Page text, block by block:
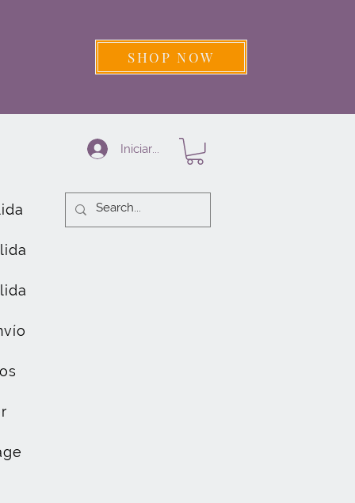
SHOP NOW
Iniciar sesión